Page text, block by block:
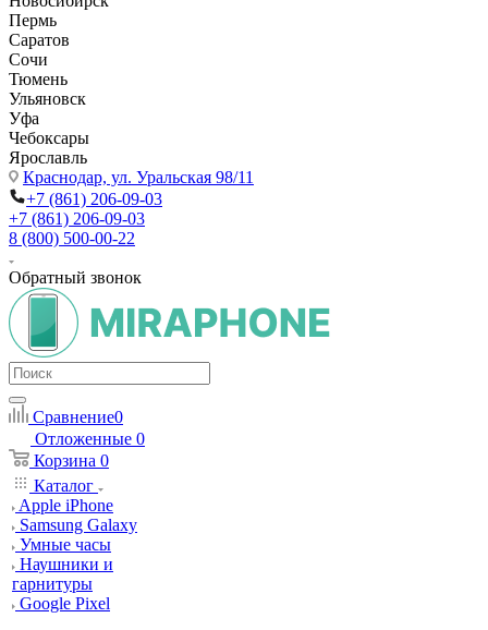
Пермь
Саратов
Сочи
Тюмень
Ульяновск
Уфа
Чебоксары
Ярославль
Краснодар, ул. Уральская 98/11
+7 (861) 206-09-03
+7 (861) 206-09-03
8 (800) 500-00-22
Обратный звонок
Сравнение0
Отложенные 0
Корзина 0
Каталог
Apple iPhone
Samsung Galaxy
Умные часы
Наушники и
гарнитуры
Google Pixel